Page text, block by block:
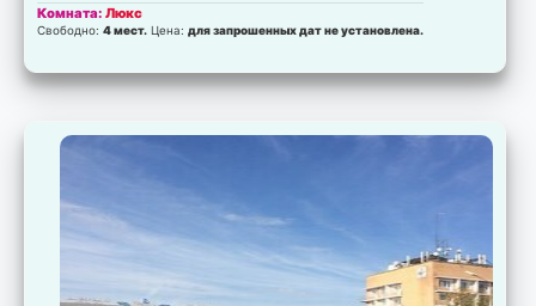
Комната:Люкс
Свободно:4 мест. Цена:для запрошенных дат не установлена.